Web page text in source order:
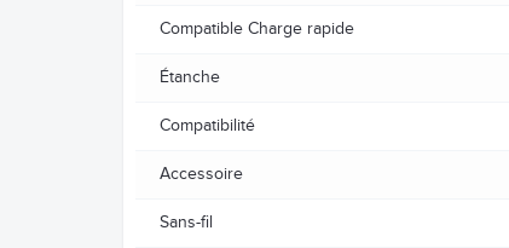
Compatible Charge rapide
Étanche
Compatibilité
Accessoire
Sans-fil